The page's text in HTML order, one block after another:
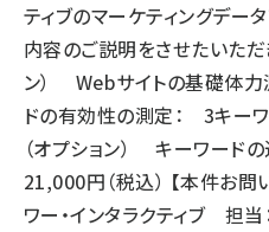
ティブのマーケティングデー
内容のご説明をさせたいた
ン） Webサイトの基礎体
ドの有効性の測定： 3キー
（オプション） キーワー
21,000円（税込） 【本件お問い合わせ
ワー・インタラクティブ